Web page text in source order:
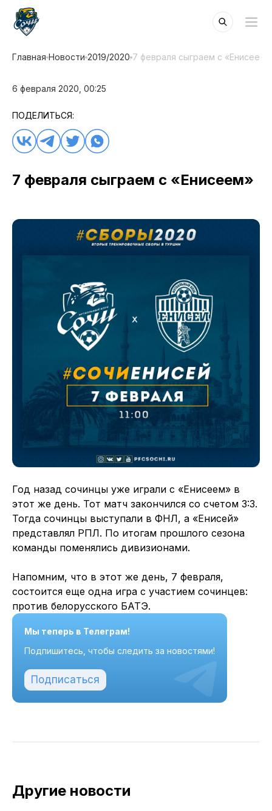
Главная Новости 2019/2020 7 февраля сыграем с «Енисеем»
6 февраля 2020, 00:25
ПОДЕЛИТЬСЯ:
7 февраля сыграем с «Енисеем»
Год назад сочинцы уже играли с «Енисеем» в
этот же день. Тот матч закончился со счетом 3:3.
Тогда сочинцы выступали в ФНЛ, а «Енисей»
представлял РПЛ. По итогам прошлого сезона
команды поменялись дивизионами.
Напомним, что в этот же день, 7 февраля,
состоится еще одна игра с участием сочинцев:
против белорусского БАТЭ.
Мы теперь в Телеграм!
Подпишитесь, чтобы следить за новостями!
Подписаться
Другие новости